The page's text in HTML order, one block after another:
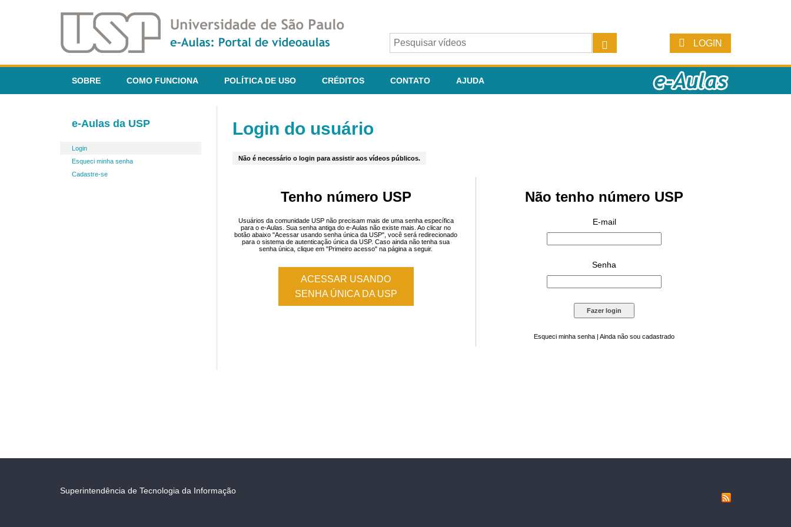
LOGIN
SOBRE COMO FUNCIONA POLÍTICA DE USO CRÉDITOS CONTATO AJUDA
e-Aulas da USP
Login
Esqueci minha senha
Cadastre-se
Login do usuário
Não é necessário o login para assistir aos vídeos públicos.
Tenho número USP
Usuários da comunidade USP não precisam mais de uma senha específica
para o e-Aulas. Sua senha antiga do e-Aulas não existe mais. Ao clicar no
botão abaixo "Acessar usando senha única da USP", você será redirecionado
para o sistema de autenticação única da USP. Caso ainda não tenha sua
senha única, clique em "Primeiro acesso" na página a seguir.
ACESSAR USANDO
SENHA ÚNICA DA USP
Não tenho número USP
E-mail
Senha
Esqueci minha senha | Ainda não sou cadastrado
Superintendência de Tecnologia da Informação